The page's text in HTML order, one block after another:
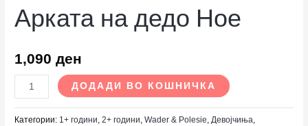
Арката на дедо Ное
1,090 ден
ДОДАДИ ВО КОШНИЧКА
Категории: 1+ години,2+ години,Wader & Polesie,Девојчиња,